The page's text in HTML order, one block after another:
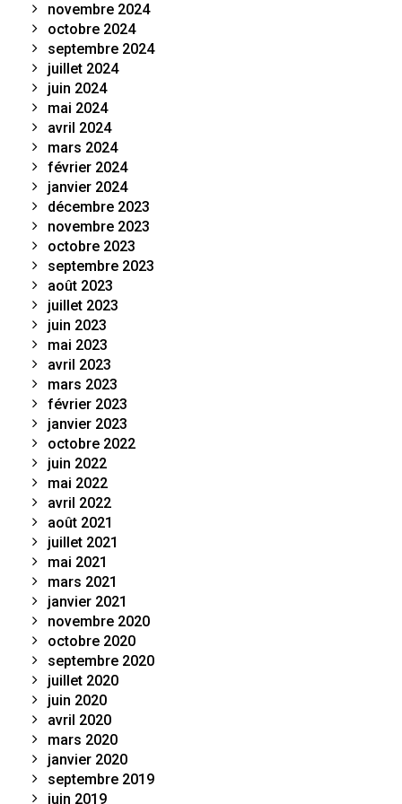
novembre 2024
octobre 2024
septembre 2024
juillet 2024
juin 2024
mai 2024
avril 2024
mars 2024
février 2024
janvier 2024
décembre 2023
novembre 2023
octobre 2023
septembre 2023
août 2023
juillet 2023
juin 2023
mai 2023
avril 2023
mars 2023
février 2023
janvier 2023
octobre 2022
juin 2022
mai 2022
avril 2022
août 2021
juillet 2021
mai 2021
mars 2021
janvier 2021
novembre 2020
octobre 2020
septembre 2020
juillet 2020
juin 2020
avril 2020
mars 2020
janvier 2020
septembre 2019
juin 2019